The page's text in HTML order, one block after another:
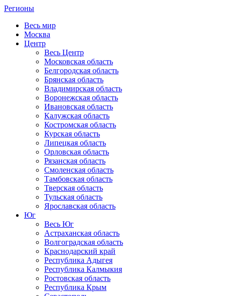
Регионы
Весь мир
Москва
Центр
Весь Центр
Московская область
Белгородская область
Брянская область
Владимирская область
Воронежская область
Ивановская область
Калужская область
Костромская область
Курская область
Липецкая область
Орловская область
Рязанская область
Смоленская область
Тамбовская область
Тверская область
Тульская область
Ярославская область
Юг
Весь Юг
Астраханская область
Волгоградская область
Краснодарский край
Республика Адыгея
Республика Калмыкия
Ростовская область
Республика Крым